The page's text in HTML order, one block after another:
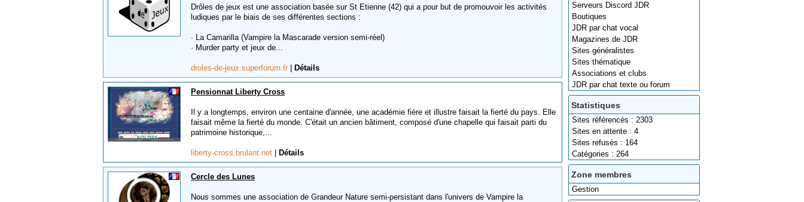
Serveurs Discord JDR
Boutiques
JDR par chat vocal
Magazines de JDR
Sites généralistes
Sites thématique
Associations et clubs
JDR par chat texte ou forum
Statistiques
Sites référencés : 2303
Sites en attente : 4
Sites refusés : 164
Catégories : 264
Zone membres
Gestion
Drôles de jeux est une association basée sur St Etienne (42) qui a pour but de promouvoir les activités
ludiques par le biais de ses différentes sections :
· La Camarilla (Vampire la Mascarade version semi-réel)
· Murder party et jeux de...
droles-de-jeux.superforum.fr Détails
Pensionnat Liberty Cross
Il y a longtemps, environ une centaine d'année, une académie fière et illustre faisait la fierté du pays. Elle
faisait même la fierté du monde. C'était un ancien bâtiment, composé d'une chapelle qui faisait parti du
patrimoine historique,...
liberty-cross.brulant.net Détails
Cercle des Lunes
Nous sommes une association de Grandeur Nature semi-persistant dans l'univers de Vampire la